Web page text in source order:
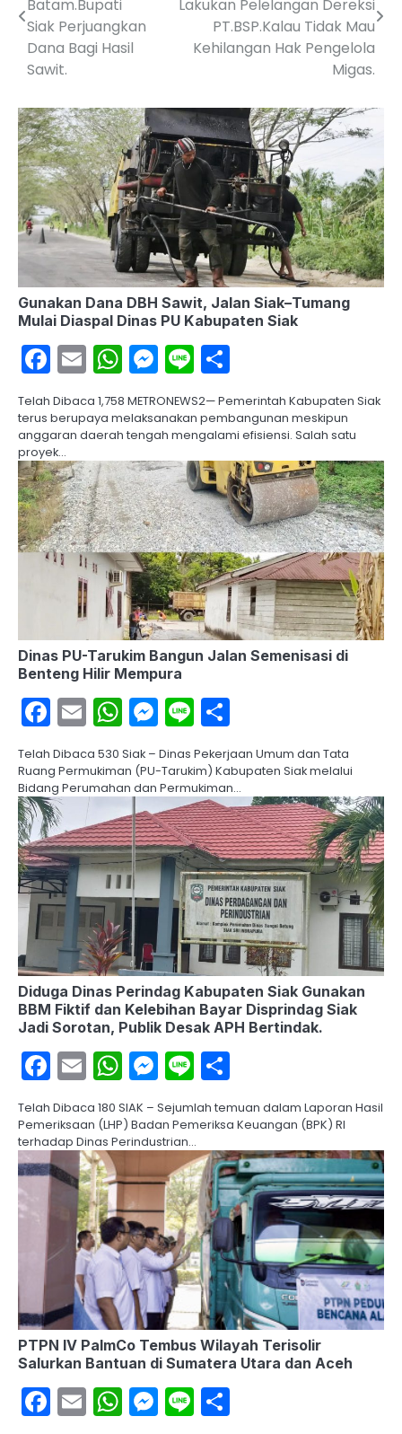
Batam.Bupati
Siak Perjuangkan
Dana Bagi Hasil
Sawit.
Lakukan Pelelangan Dereksi
PT.BSP.Kalau Tidak Mau
Kehilangan Hak Pengelola
Migas.
Gunakan Dana DBH Sawit, Jalan Siak–Tumang
Mulai Diaspal Dinas PU Kabupaten Siak
Facebook
EmailWhatsApp
Messenger
Line
Telah Dibaca 1,758 METRONEWS2— Pemerintah Kabupaten Siak
terus berupaya melaksanakan pembangunan meskipun
anggaran daerah tengah mengalami efisiensi. Salah satu
proyek…
Dinas PU-Tarukim Bangun Jalan Semenisasi di
Benteng Hilir Mempura
Facebook
EmailWhatsApp
Messenger
Line
Telah Dibaca 530 Siak – Dinas Pekerjaan Umum dan Tata
Ruang Permukiman (PU-Tarukim) Kabupaten Siak melalui
Bidang Perumahan dan Permukiman…
Diduga Dinas Perindag Kabupaten Siak Gunakan
BBM Fiktif dan Kelebihan Bayar Disprindag Siak
Jadi Sorotan, Publik Desak APH Bertindak.
Facebook
EmailWhatsApp
Messenger
Line
Telah Dibaca 180 SIAK – Sejumlah temuan dalam Laporan Hasil
Pemeriksaan (LHP) Badan Pemeriksa Keuangan (BPK) RI
terhadap Dinas Perindustrian…
PTPN IV PalmCo Tembus Wilayah Terisolir
Salurkan Bantuan di Sumatera Utara dan Aceh
Facebook
EmailWhatsApp
Messenger
Line